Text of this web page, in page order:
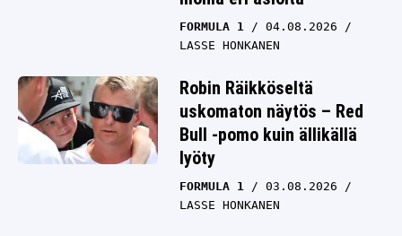
FORMULA 1
04.08.2026
LASSE HONKANEN
Robin Räikköseltä
uskomaton näytös – Red
Bull -pomo kuin ällikällä
lyöty
FORMULA 1
03.08.2026
LASSE HONKANEN